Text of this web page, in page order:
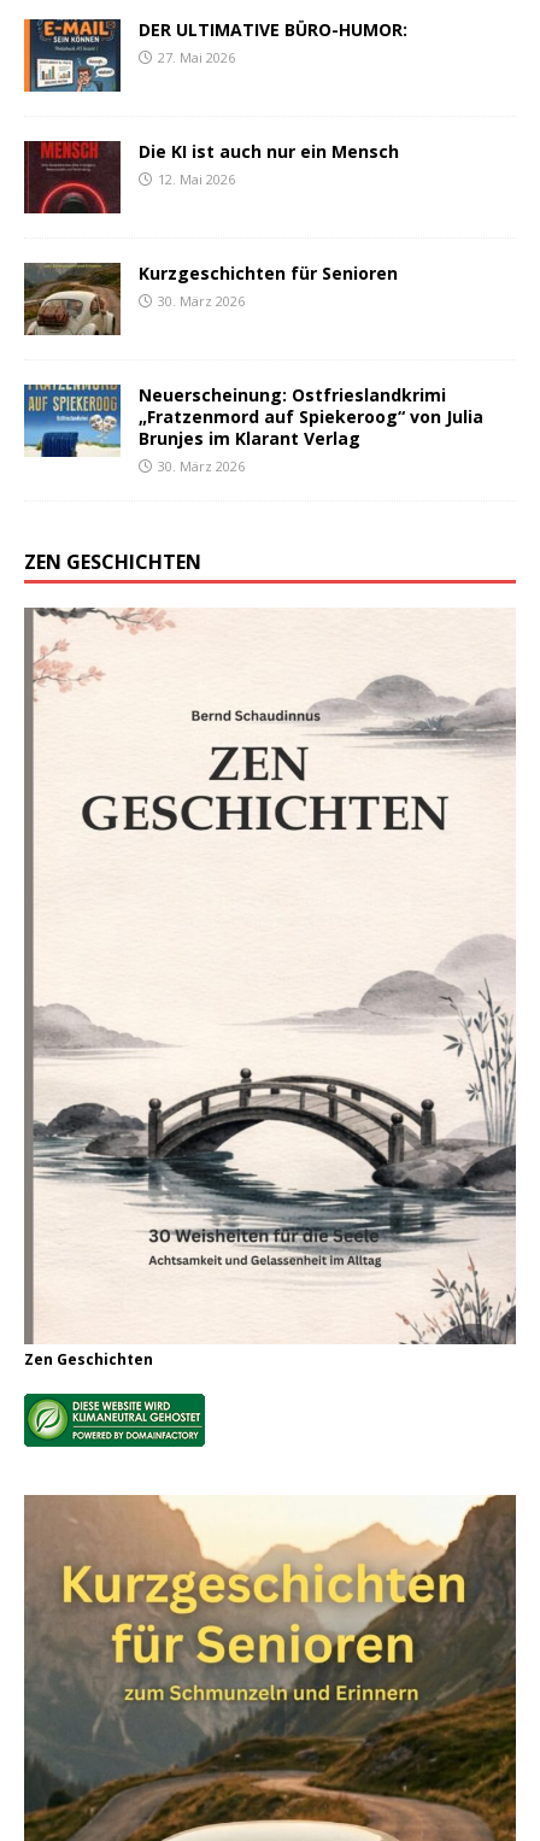
DER ULTIMATIVE BÜRO-HUMOR:
27. Mai 2026
Die KI ist auch nur ein Mensch
12. Mai 2026
Kurzgeschichten für Senioren
30. März 2026
Neuerscheinung: Ostfrieslandkrimi
„Fratzenmord auf Spiekeroog“ von Julia
Brunjes im Klarant Verlag
30. März 2026
ZEN GESCHICHTEN
Zen Geschichten